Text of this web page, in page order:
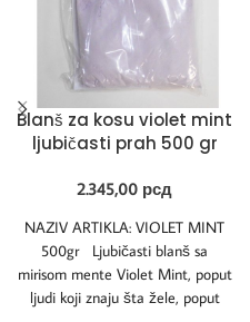
Blanš za kosu violet mint
ljubičasti prah 500 gr
2.345,00 рсд
NAZIV ARTIKLA: VIOLET MINT
500gr Ljubičasti blanš sa
mirisom mente Violet Mint, poput
ljudi koji znaju šta žele, poput